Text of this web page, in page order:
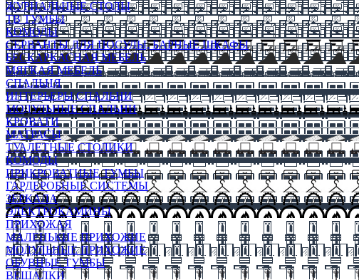
ЖУРНАЛЬНЫЕ СТОЛЫ
ТВ ТУМБЫ
КОМОДЫ
СЕРВАНТЫ ДЛЯ ПОСУДЫ, БАРНЫЕ ШКАФЫ
БЕСКАРКАСНАЯ МЕБЕЛЬ
МЯГКАЯ МЕБЕЛЬ
СПАЛЬНЯ
ИНТЕРЬЕРЫ СПАЛЬНИ
МОДУЛЬНЫЕ СПАЛЬНИ
КРОВАТИ
МАТРАСЫ
ТУАЛЕТНЫЕ СТОЛИКИ
КОМОДЫ
ПРИКРОВАТНЫЕ ТУМБЫ
ГАРДЕРОБНЫЕ СИСТЕМЫ
ЗЕРКАЛА
ЭЛЕКТРОКАМИНЫ
ПРИХОЖАЯ
МАЛЕНЬКИЕ ПРИХОЖИЕ
МОДУЛЬНЫЕ ПРИХОЖИЕ
ОБУВНЫЕ ТУМБЫ
ВЕШАЛКИ